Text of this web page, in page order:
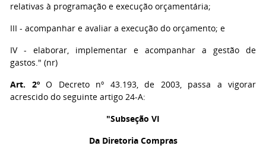
relativas à programação e execução orçamentária;
III - acompanhar e avaliar a execução do orçamento; e
IV - elaborar, implementar e acompanhar a gestão de
gastos." (nr)
Art. 2ºO Decreto nº 43.193, de 2003, passa a vigorar
acrescido do seguinte artigo 24-A:
"Subseção VI
Da Diretoria Compras